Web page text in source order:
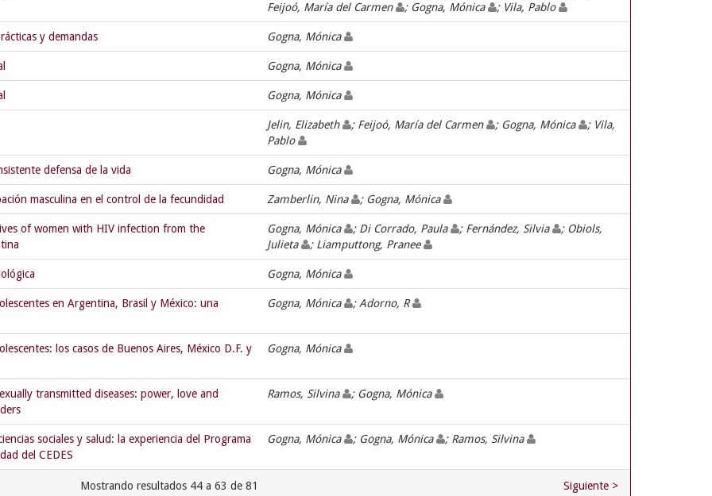
Feijoó, María del Carmen
; Gogna, Mónica ; Vila, Pablo
y demandas Gogna, Mónica
Gogna, Mónica
Gogna, Mónica
Jelin, Elizabeth ; Feijoó, María del Carmen ; Gogna, Mónica
; Vila,
Pablo
defensa de la vida Gogna, Mónica
masculina en el control de la fecundidad Zamberlin, Nina ; Gogna, Mónica
of women with HIV infection from the
Gogna, Mónica ; Di Corrado, Paula ; Fernández, Silvia
; Obiols,
Julieta
; Liamputtong, Pranee
Gogna, Mónica
en Argentina, Brasil y México: una Gogna, Mónica ; Adorno, R
los casos de Buenos Aires, México D.F. y Gogna, Mónica
transmitted diseases: power, love and
Ramos, Silvina ; Gogna, Mónica
sociales y salud: la experiencia del Programa
del CEDES
Gogna, Mónica ; Gogna, Mónica ; Ramos, Silvina
Mostrando resultados 44 a 63 de 81 Siguiente >